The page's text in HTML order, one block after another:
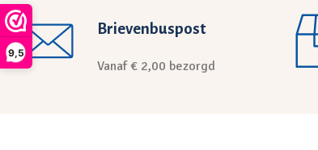
9,5
Brievenbuspost
Vanaf € 2,00 bezorgd